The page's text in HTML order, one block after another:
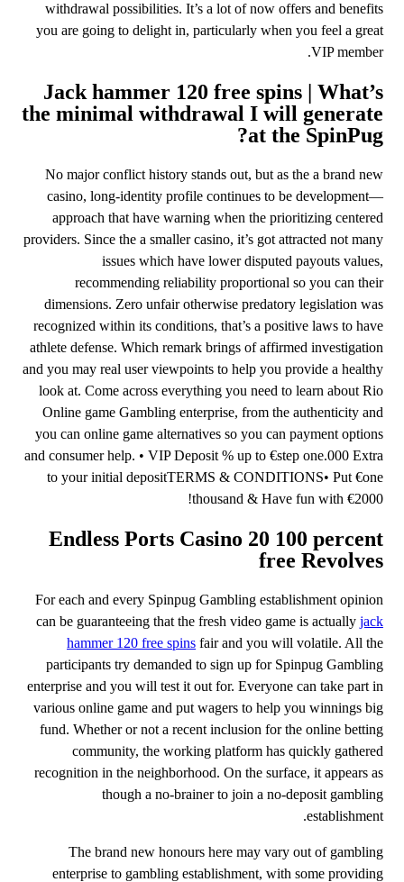
withdrawal possibilities. It’s a lot of now offers and benefits
you are going to delight in, particularly when you feel a great
VIP member.
Jack hammer 120 free spins | What’s
the minimal withdrawal I will generate
at the SpinPug?
No major conflict history stands out, but as the a brand new
casino, long-identity profile continues to be development—
approach that have warning when the prioritizing centered
providers. Since the a smaller casino, it’s got attracted not many
issues which have lower disputed payouts values,
recommending reliability proportional so you can their
dimensions. Zero unfair otherwise predatory legislation was
recognized within its conditions, that’s a positive laws to have
athlete defense. Which remark brings of affirmed investigation
and you may real user viewpoints to help you provide a healthy
look at. Come across everything you need to learn about Rio
Online game Gambling enterprise, from the authenticity and
you can online game alternatives so you can payment options
and consumer help. • VIP Deposit % up to €step one.000 Extra
to your initial depositTERMS & CONDITIONS• Put €one
thousand & Have fun with €2000!
Endless Ports Casino 20 100 percent
free Revolves
For each and every Spinpug Gambling establishment opinion
can be guaranteeing that the fresh video game is actually jack
hammer 120 free spins fair and you will volatile. All the
participants try demanded to sign up for Spinpug Gambling
enterprise and you will test it out for. Everyone can take part in
various online game and put wagers to help you winnings big
fund. Whether or not a recent inclusion for the online betting
community, the working platform has quickly gathered
recognition in the neighborhood. On the surface, it appears as
though a no-brainer to join a no-deposit gambling
establishment.
The brand new honours here may vary out of gambling
enterprise to gambling establishment, with some providing